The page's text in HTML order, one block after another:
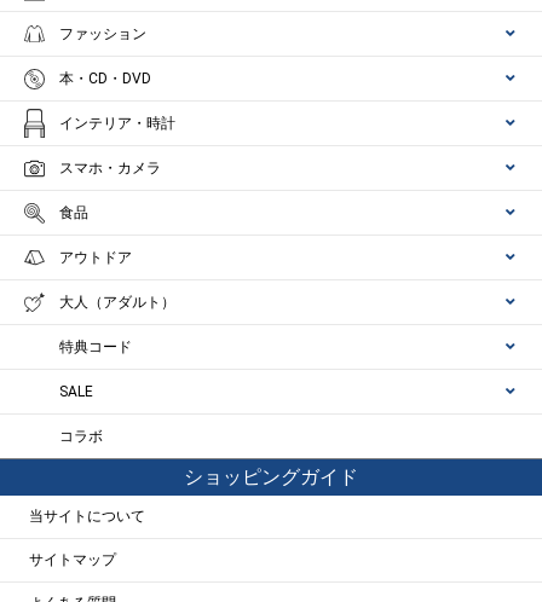
ファッション
本・CD・DVD
インテリア・時計
スマホ・カメラ
食品
アウトドア
大人（アダルト）
特典コード
SALE
コラボ
ショッピングガイド
当サイトについて
サイトマップ